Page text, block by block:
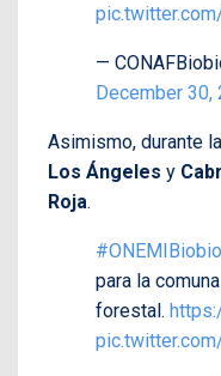
—
December 30,
Asimismo, durante
Los Ángeles y
Roja.
#ONEMIBiobio
para la
forestal.